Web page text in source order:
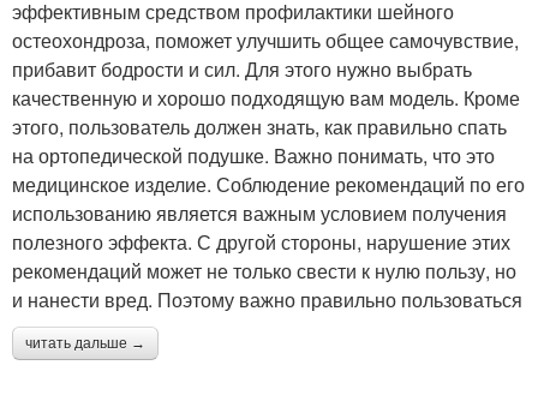
эффективным средством профилактики шейного
остеохондроза, поможет улучшить общее самочувствие,
прибавит бодрости и сил. Для этого нужно выбрать
качественную и хорошо подходящую вам модель. Кроме
этого, пользователь должен знать, как правильно спать
на ортопедической подушке. Важно понимать, что это
медицинское изделие. Соблюдение рекомендаций по его
использованию является важным условием получения
полезного эффекта. С другой стороны, нарушение этих
рекомендаций может не только свести к нулю пользу, но
и нанести вред. Поэтому важно правильно пользоваться
читать дальше →